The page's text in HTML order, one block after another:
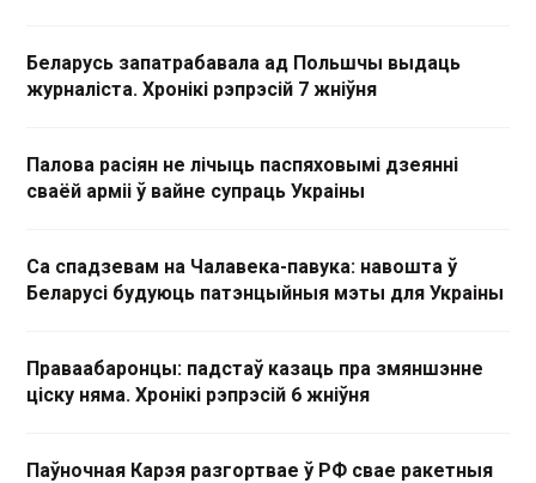
Беларусь запатрабавала ад Польшчы выдаць
журналіста. Хронікі рэпрэсій 7 жніўня
Палова расіян не лічыць паспяховымі дзеянні
сваёй арміі ў вайне супраць Украіны
Са спадзевам на Чалавека-павука: навошта ў
Беларусі будуюць патэнцыйныя мэты для Украіны
Праваабаронцы: падстаў казаць пра змяншэнне
ціску няма. Хронікі рэпрэсій 6 жніўня
Паўночная Карэя разгортвае ў РФ свае ракетныя